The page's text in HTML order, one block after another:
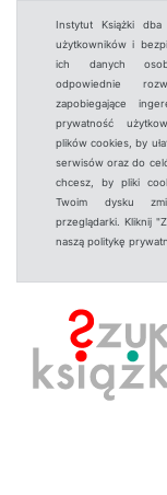
Instytut Książki
użytkowników i
ich danych
odpowiednie
zapobiegające
prywatność
plików cookies, by
serwisów oraz do
chcesz, by pliki
Twoim dysku
przeglądarki. Kliknij
naszą politykę